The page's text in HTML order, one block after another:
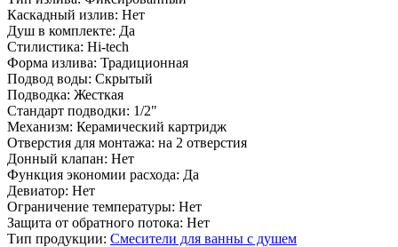
Каскадный излив: Нет
Душ в комплекте: Да
Стилистика: Hi-tech
Форма излива: Традиционная
Подвод воды: Скрытый
Подводка: Жесткая
Стандарт подводки: 1/2"
Механизм: Керамический картридж
Отверстия для монтажа: на 2 отверстия
Донный клапан: Нет
Функция экономии расхода: Да
Девиатор: Нет
Ограничение температуры: Нет
Защита от обратного потока: Нет
Тип продукции: Смесители для ванны с душем